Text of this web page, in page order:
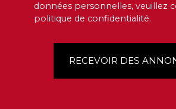
données personnelles, veuillez
politique de confidentialité.
RECEVOIR DES